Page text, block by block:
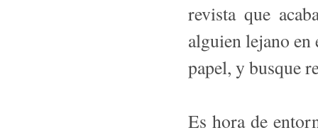
revista que
alguien lejano en
papel, y busque
Es hora de